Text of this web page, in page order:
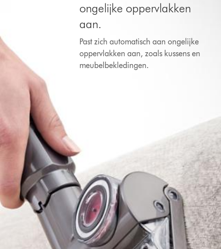
ongelijke oppervlakken
aan.
Past zich automatisch aan ongelijke
oppervlakken aan, zoals kussens en
meubelbekledingen.